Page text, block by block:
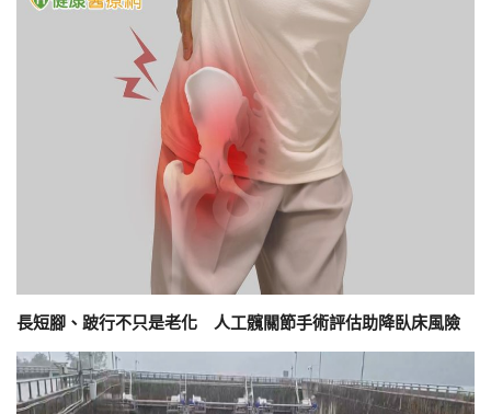
長短腳、跛行不只是老化 人工髖關節手術評估助降臥床風險